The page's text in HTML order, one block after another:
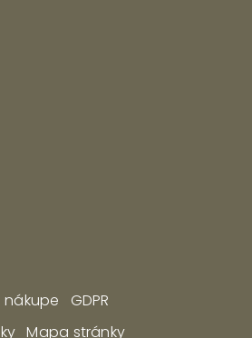
nákupe
GDPR
Mapa stránky